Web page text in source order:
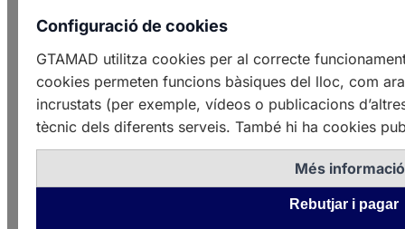
Configuració de cookies
GTAMAD utilitza cookies per al correcte
cookies permeten funcions bàsiques del lloc, com
incrustats (per exemple, vídeos o publicacions
tècnic dels diferents serveis. També hi ha cookies
Més
Rebutjar i pagar